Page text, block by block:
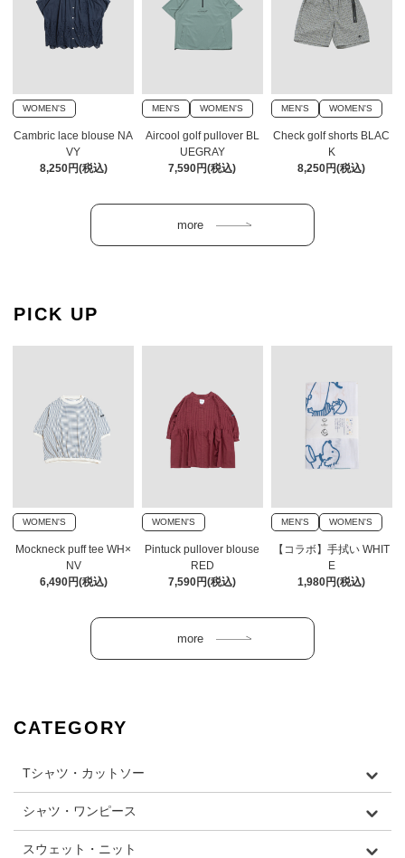
WOMEN'S
Cambric lace blouse NA
VY
8,250円(税込)
MEN'S WOMEN'S
Aircool golf pullover BL
UEGRAY
7,590円(税込)
MEN'S WOMEN'S
Check golf shorts BLAC
K
8,250円(税込)
PICK UP
WOMEN'S
Mockneck puff tee WH×
NV
6,490円(税込)
WOMEN'S
Pintuck pullover blouse
RED
7,590円(税込)
MEN'S WOMEN'S
【コラボ】手拭い WHIT
E
1,980円(税込)
CATEGORY
Tシャツ・カットソー
シャツ・ワンピース
スウェット・ニット